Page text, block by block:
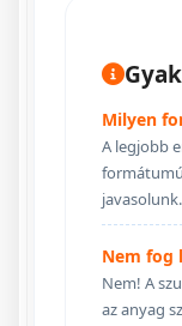
Milyen
A legjobb
javasolunk.
Nem fog
Nem! A
az anyag